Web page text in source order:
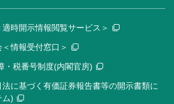
時開示情報閲覧サービス＞
情報受付窓口＞
・税番号制度(内閣官房)
に基づく有価証券報告書等の開示書類に
ム)